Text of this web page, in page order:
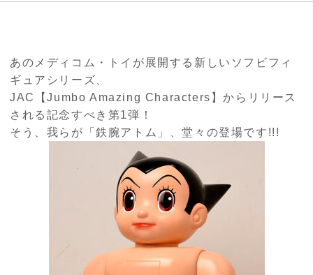
あのメディコム・トイが展開する新しいソフビフィ
ギュアシリーズ、
JAC【Jumbo Amazing Characters 】からリリース
される記念すべき第1弾！
そう、我らが「鉄腕アトム」、堂々の登場です !!!